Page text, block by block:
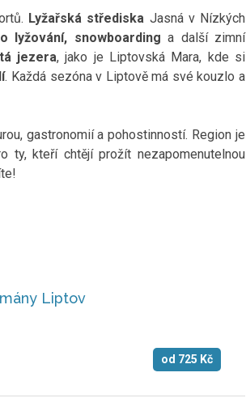
Lyžařská střediska Jasná v Nízkých
lyžování, snowboarding a další zimní
jezera, jako je Liptovská Mara, kde si
. Každá sezóna v Liptově má své kouzlo a
gastronomií a pohostinností. Region je
ty, kteří chtějí prožít nezapomenutelnou
Liptov
od 725 Kč